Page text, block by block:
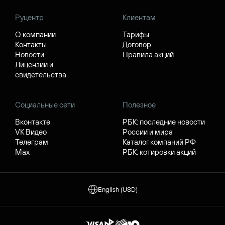
Руцентр
О компании
Контакты
Новости
Лицензии и
свидетельства
Клиентам
Тарифы
Договор
Правила акций
Социальные сети
Вконтакте
VK Видео
Телеграм
Max
Полезное
РБК: последние новости
России и мира
Каталог компаний РФ
РБК: котировки акций
English (USD)